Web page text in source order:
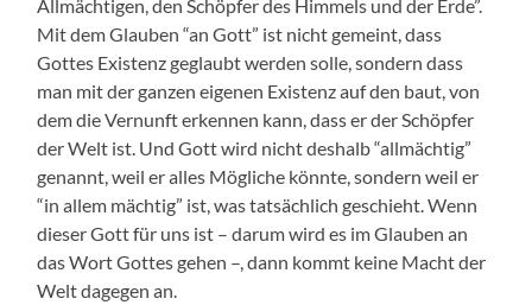
Allmächtigen, den Schöpfer des Himmels und der Erde”.
Mit dem Glauben “an Gott” ist nicht gemeint, dass
Gottes Existenz geglaubt werden solle, sondern dass
man mit der ganzen eigenen Existenz auf den baut, von
dem die Vernunft erkennen kann, dass er der Schöpfer
der Welt ist. Und Gott wird nicht deshalb “allmächtig”
genannt, weil er alles Mögliche könnte, sondern weil er
“in allem mächtig” ist, was tatsächlich geschieht. Wenn
dieser Gott für uns ist – darum wird es im Glauben an
das Wort Gottes gehen –, dann kommt keine Macht der
Welt dagegen an.